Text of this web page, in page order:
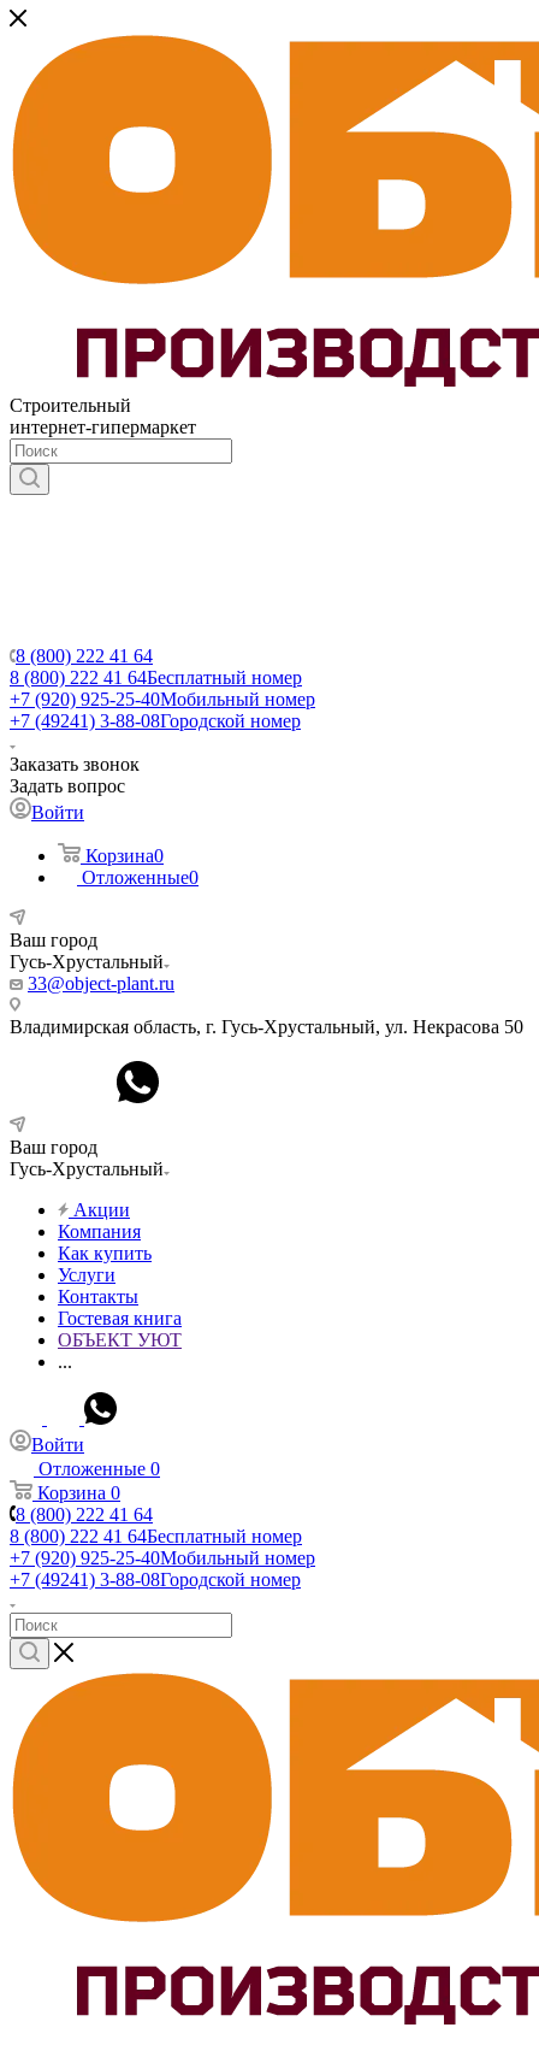
Строительный
интернет-гипермаркет
8 (800) 222 41 64
8 (800) 222 41 64Бесплатный номер
+7 (920) 925-25-40Мобильный номер
+7 (49241) 3-88-08Городской номер
Заказать звонок
Задать вопрос
Войти
Корзина0
Отложенные0
Ваш город
Гусь-Хрустальный
33@object-plant.ru
Владимирская область, г. Гусь-Хрустальный, ул. Некрасова 50
Ваш город
Гусь-Хрустальный
Акции
Компания
Как купить
Услуги
Контакты
Гостевая книга
ОБЪЕКТ УЮТ
...
Войти
Отложенные 0
Корзина 0
8 (800) 222 41 64
8 (800) 222 41 64Бесплатный номер
+7 (920) 925-25-40Мобильный номер
+7 (49241) 3-88-08Городской номер